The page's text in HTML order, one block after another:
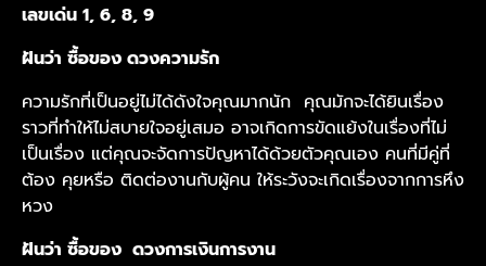
เลขเด่น 1, 6, 8, 9
ฝันว่า ซื้อของ ดวงความรัก
ความรักที่เป็นอยู่ไม่ได้ดังใจคุณมากนัก คุณมักจะได้ยินเรื่อง
ราวที่ทำให้ไม่สบายใจอยู่เสมอ อาจเกิดการขัดแย้งในเรื่องที่ไม่
เป็นเรื่อง แต่คุณจะจัดการปัญหาได้ด้วยตัวคุณเอง คนที่มีคู่ที่
ต้อง คุยหรือ ติดต่องานกับผู้คน ให้ระวังจะเกิดเรื่องจากการหึง
หวง
ฝันว่า ซื้อของ ดวงการเงินการงาน